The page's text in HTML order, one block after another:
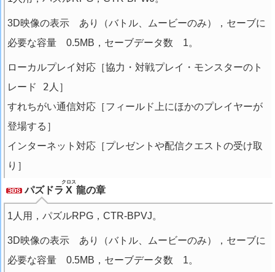
3D映像の表示 あり（バトル、ムービーのみ），セーブに
必要な容量 0.5MB，セーブデータ数 1。
ローカルプレイ対応［協力・対戦プレイ・モンスターのト
レード 2人］
すれちがい通信対応［フィールド上にほかのプレイヤーが
登場する］
インターネット対応［プレゼントや配信クエストの受け取
り］
パズドラ X
クロス
龍の章
1人用，パズルRPG，CTR-BPVJ。
3D映像の表示 あり（バトル、ムービーのみ），セーブに
必要な容量 0.5MB，セーブデータ数 1。